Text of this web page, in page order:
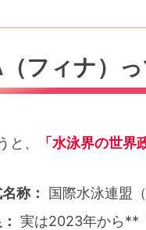
フィナ）
と、 「水泳界の世界
称：
国際水泳連盟
実は2023年から**